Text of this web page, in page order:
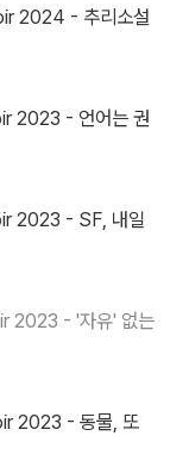
2024 - 추리소설
2023 - 언어는 권
2023 - SF, 내일
2023 - '자유' 없는
2023 - 동물, 또